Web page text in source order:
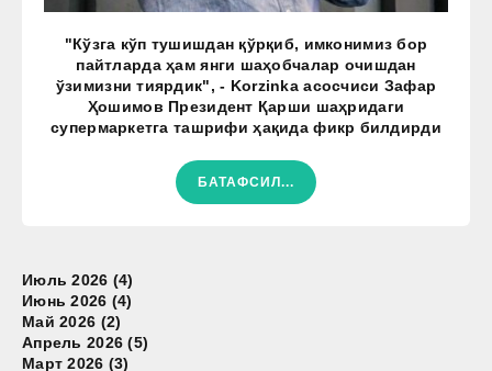
"Кўзга кўп тушишдан қўрқиб, имконимиз бор
пайтларда ҳам янги шаҳобчалар очишдан
ўзимизни тиярдик", - Korzinka асосчиси Зафар
Ҳошимов Президент Қарши шаҳридаги
супермаркетга ташрифи ҳақида фикр билдирди
БАТАФСИЛ...
Июль 2026 (4)
Июнь 2026 (4)
Май 2026 (2)
Апрель 2026 (5)
Март 2026 (3)